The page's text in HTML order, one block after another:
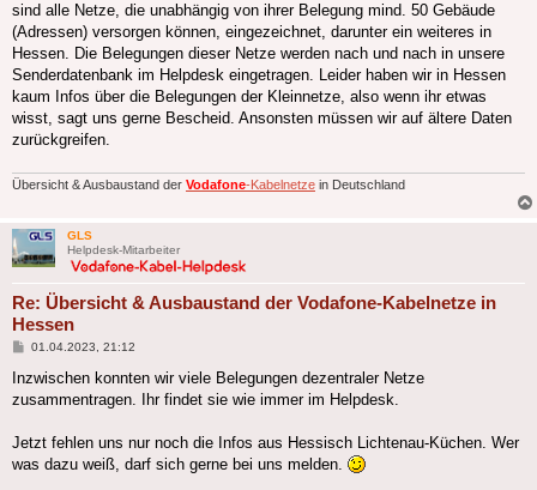
sind alle Netze, die unabhängig von ihrer Belegung mind. 50 Gebäude
(Adressen) versorgen können, eingezeichnet, darunter ein weiteres in
Hessen. Die Belegungen dieser Netze werden nach und nach in unsere
Senderdatenbank im Helpdesk eingetragen. Leider haben wir in Hessen
kaum Infos über die Belegungen der Kleinnetze, also wenn ihr etwas
wisst, sagt uns gerne Bescheid. Ansonsten müssen wir auf ältere Daten
zurückgreifen.
Übersicht & Ausbaustand der Vodafone-Kabelnetze in Deutschland
GLS
Helpdesk-Mitarbeiter
Re: Übersicht & Ausbaustand der Vodafone-Kabelnetze in
Hessen
Beitrag
01.04.2023, 21:12
Inzwischen konnten wir viele Belegungen dezentraler Netze
zusammentragen. Ihr findet sie wie immer im Helpdesk.
Jetzt fehlen uns nur noch die Infos aus Hessisch Lichtenau-Küchen. Wer
was dazu weiß, darf sich gerne bei uns melden.